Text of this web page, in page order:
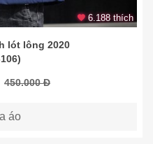
6.188 thích
lót lông 2020
450.000 Đ
áo